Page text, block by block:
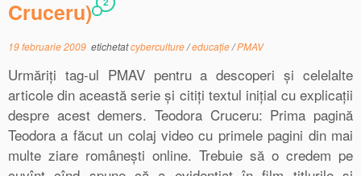
Cruceru)
19 februarie 2009 etichetatcyberculture/educație/PMAV
Urmăriţi tag-ul PMAV pentru a descoperi şi celelalte
articole din această serie şi citiţi textul iniţial cu explicaţii
despre acest demers. Teodora Cruceru: Prima pagină
Teodora a făcut un colaj video cu primele pagini din mai
multe ziare româneşti online. Trebuie să o credem pe